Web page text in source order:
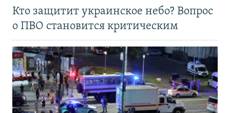
Кто защитит украинское небо? Вопрос
о ПВО становится критическим